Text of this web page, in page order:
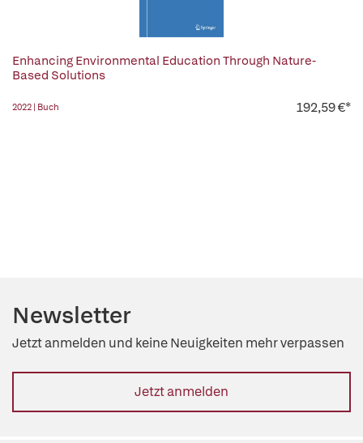
Enhancing Environmental Education Through Nature-
Based Solutions
2022 | Buch 192,59 €*
Newsletter
Jetzt anmelden und keine Neuigkeiten mehr verpassen
Jetzt anmelden